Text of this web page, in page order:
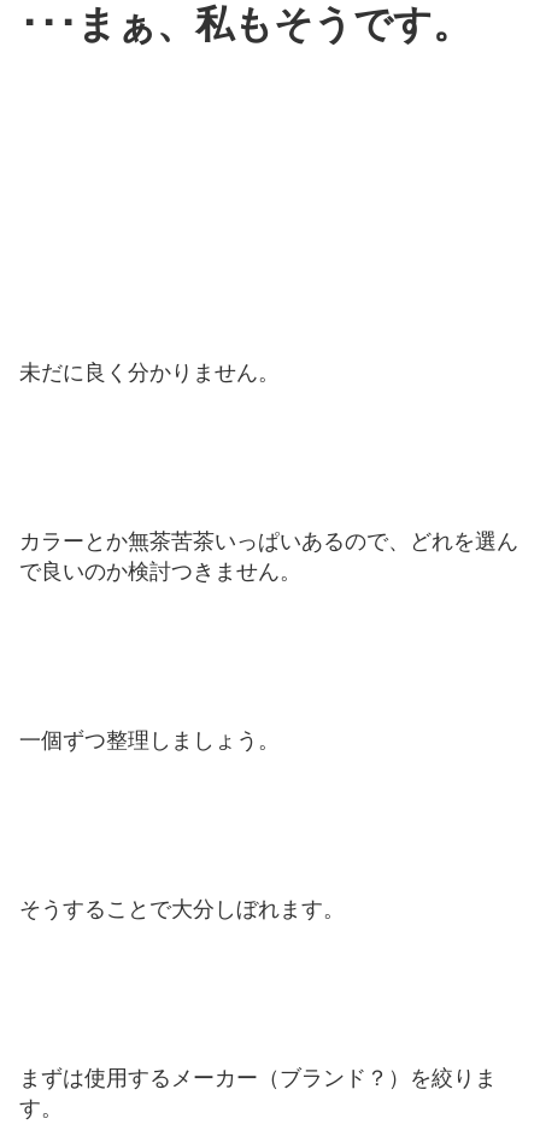
･･･まぁ、私もそうです。
未だに良く分かりません。
カラーとか無茶苦茶いっぱいあるので、どれを選ん
で良いのか検討つきません。
一個ずつ整理しましょう。
そうすることで大分しぼれます。
まずは使用するメーカー（ブランド？）を絞りま
す。